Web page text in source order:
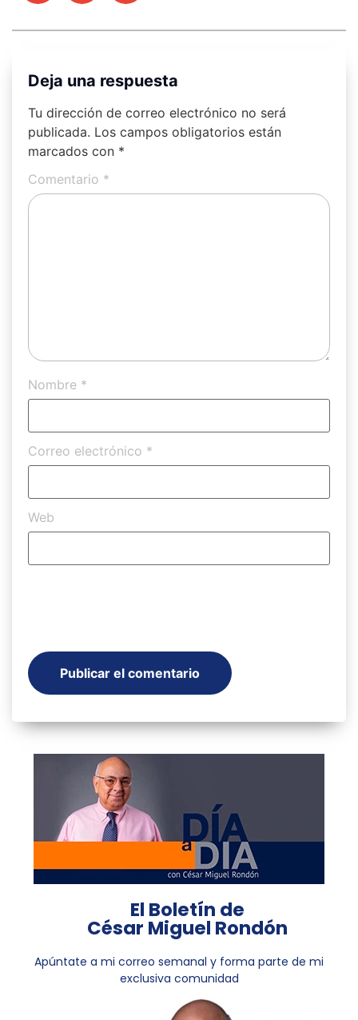
Deja una respuesta
Tu dirección de correo electrónico no será
publicada. Los campos obligatorios están
marcados con *
Comentario *
Nombre *
Correo electrónico *
Web
El Boletín de
César Miguel Rondón
Apúntate a mi correo semanal y forma parte de mi
exclusiva comunidad